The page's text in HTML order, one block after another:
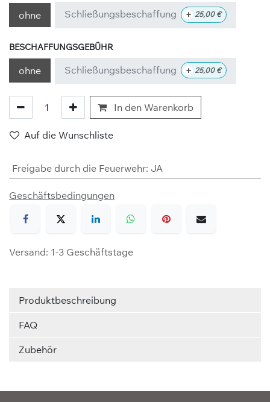
ohne Schließungsbeschaffung + 25,00€
BESCHAFFUNGSGEBÜHR
ohne Schließungsbeschaffung + 25,00€
In den Warenkorb
Auf die Wunschliste
Freigabe durch die Feuerwehr: JA
Geschäftsbedingungen
Versand: 1-3 Geschäftstage
Produktbeschreibung
FAQ
Zubehör